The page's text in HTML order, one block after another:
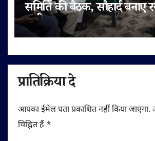
समिति की बैठक, सौहार्द बनाए
अपील
प्रातिक्रिया दे
आपका ईमेल पता प्रकाशित नहीं किया जाएगा.
चिह्नित हैं *